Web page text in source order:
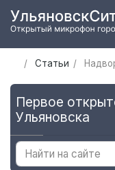
Статьи
Первое
Ульяновска